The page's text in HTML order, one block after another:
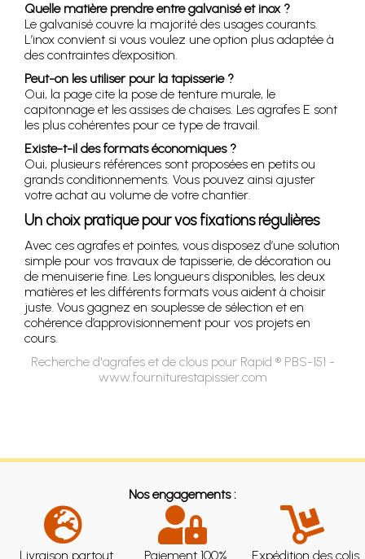
Quelle matière prendre entre galvanisé et inox ?
Le galvanisé couvre la majorité des usages courants.
L’inox convient si vous voulez une option plus adaptée à
des contraintes d’exposition.
Peut-on les utiliser pour la tapisserie ?
Oui, la page cite la pose de tenture murale, le
capitonnage et les assises de chaises. Les agrafes E sont
les plus cohérentes pour ce type de travail.
Existe-t-il des formats économiques ?
Oui, plusieurs références sont proposées en petits ou
grands conditionnements. Vous pouvez ainsi ajuster
votre achat au volume de votre chantier.
Un choix pratique pour vos fixations régulières
Avec ces agrafes et pointes, vous disposez d’une solution
simple pour vos travaux de tapisserie, de décoration ou
de menuiserie fine. Les longueurs disponibles, les deux
matières et les différents formats vous aident à choisir
juste. Vous gagnez en souplesse de sélection et en
cohérence d’approvisionnement pour vos projets en
cours.
Recherche d'agrafes et de clous pour Rapid ® PBS-151 -
www.fourniturestapissier.com
Nos engagements :
Livraison partout
Paiement 100%
Expédition des colis